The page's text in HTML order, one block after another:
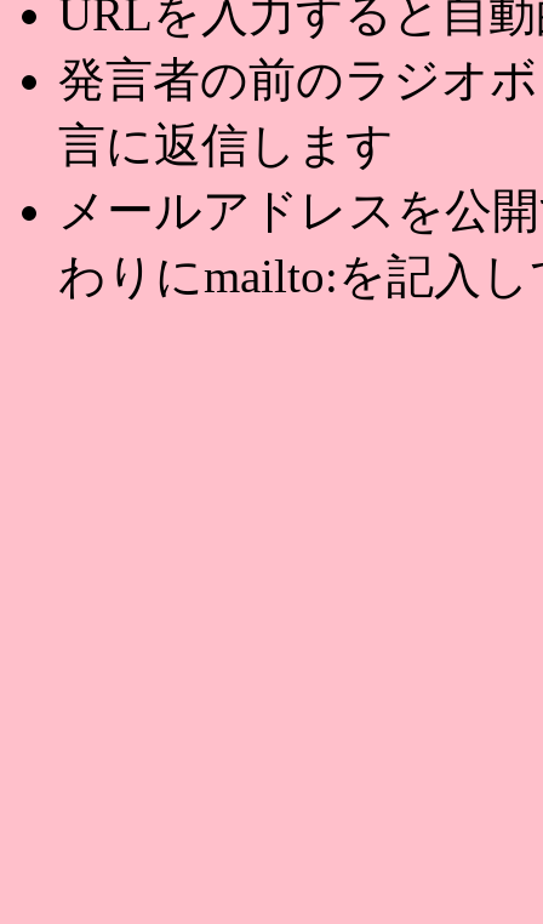
URLを入力すると自
発言者の前のラジオ
言に返信します
メールアドレスを公
わりにmailto:を記入